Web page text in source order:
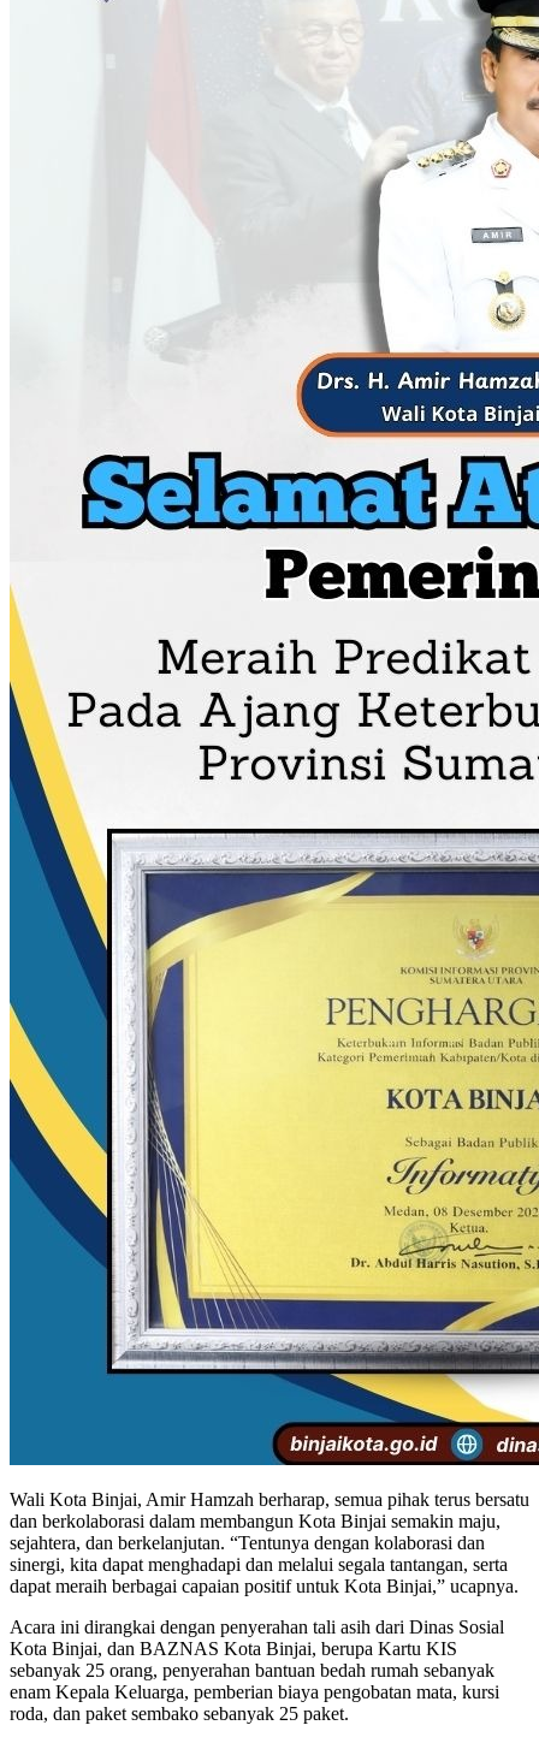
Wali Kota Binjai, Amir Hamzah berharap, semua pihak terus bersatu
dan berkolaborasi dalam membangun Kota Binjai semakin maju,
sejahtera, dan berkelanjutan. “Tentunya dengan kolaborasi dan
sinergi, kita dapat menghadapi dan melalui segala tantangan, serta
dapat meraih berbagai capaian positif untuk Kota Binjai,” ucapnya.
Acara ini dirangkai dengan penyerahan tali asih dari Dinas Sosial
Kota Binjai, dan BAZNAS Kota Binjai, berupa Kartu KIS
sebanyak 25 orang, penyerahan bantuan bedah rumah sebanyak
enam Kepala Keluarga, pemberian biaya pengobatan mata, kursi
roda, dan paket sembako sebanyak 25 paket.